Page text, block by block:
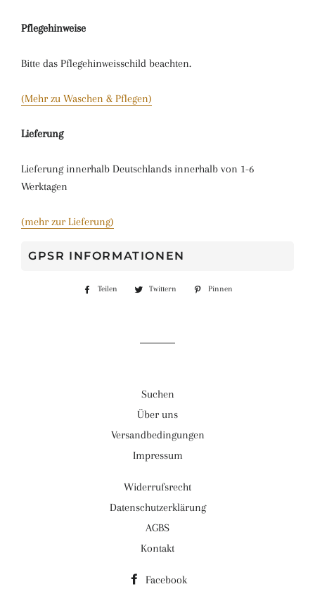
Pflegehinweise
Bitte das Pflegehinweisschild beachten.
(Mehr zu Waschen & Pflegen)
Lieferung
Lieferung innerhalb Deutschlands innerhalb von 1-6
Werktagen
(mehr zur Lieferung)
GPSR INFORMATIONEN
Teilen
Auf
Twittern
Auf
Pinnen
Suchen
Über uns
Versandbedingungen
Impressum
Widerrufsrecht
Datenschutzerklärung
AGBS
Kontakt
Facebook